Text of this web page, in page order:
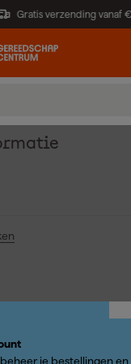
Gratis verzending vanaf
je bestellingen